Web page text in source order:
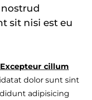
sit nisi est eu
Excepteur cillum
dolor sunt sint
adipisicing